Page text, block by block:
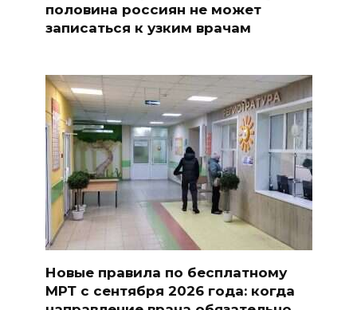
половина россиян не может
записаться к узким врачам
Новые правила по бесплатному
МРТ с сентября 2026 года: когда